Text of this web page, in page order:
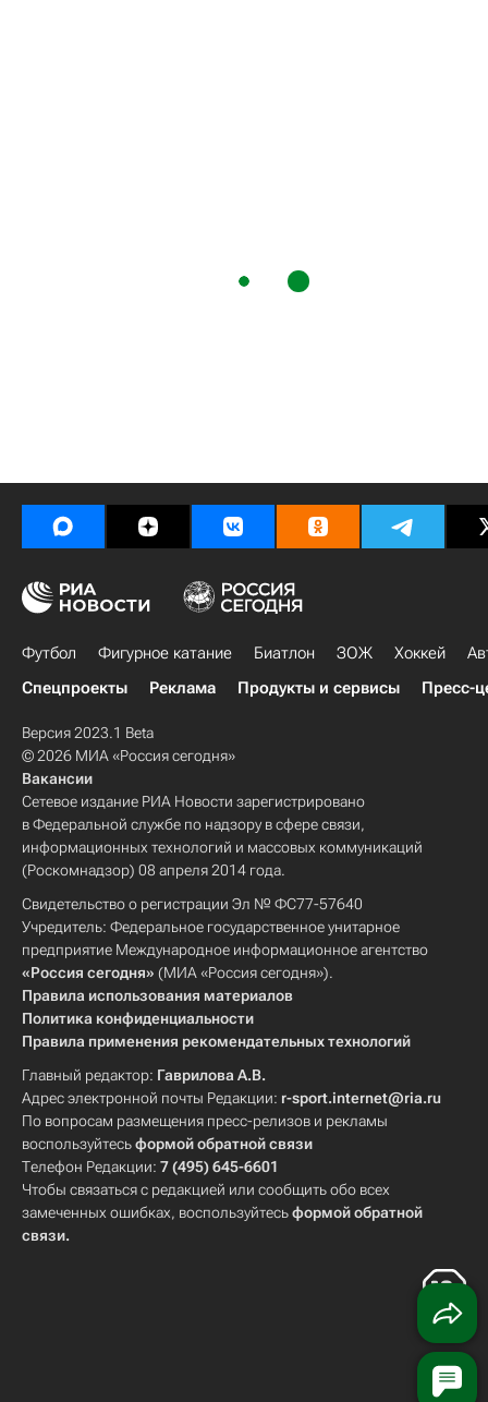
Футбол Фигурное катание Биатлон ЗОЖ Хоккей
Спецпроекты
Реклама Продукты и сервисы Пресс-
Версия 2023.1 Beta
© 2026 МИА «Россия сегодня»
Вакансии
Сетевое издание РИА Новости зарегистрировано
в Федеральной службе по надзору в сфере связи,
информационных технологий и массовых коммуникаций
(Роскомнадзор) 08 апреля 2014 года.
Свидетельство о регистрации Эл № ФС77-57640
Учредитель: Федеральное государственное унитарное
предприятие Международное информационное агентство
«Россия сегодня» (МИА «Россия сегодня»).
Правила использования материалов
Политика конфиденциальности
Правила применения рекомендательных технологий
Главный редактор: Гаврилова А.В.
Адрес электронной почты Редакции: r-sport.internet@ria.ru
По вопросам размещения пресс-релизов и рекламы
воспользуйтесьформой обратной связи
Телефон Редакции: 7 (495) 645-6601
Чтобы связаться с редакцией или сообщить обо всех
замеченных ошибках, воспользуйтесьформой обратной
связи.